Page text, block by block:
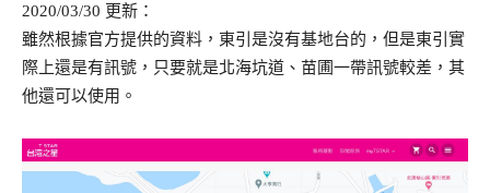
2020/03/30 更新：
雖然根據官方提供的資料，東引是沒有基地台的，但是東引實
際上還是有訊號，只要就是北海坑道、苗圃一帶訊號較差，其
他還可以使用。